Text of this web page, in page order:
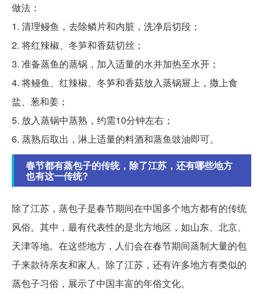
做法：
1. 清理鳗鱼，去除鳞片和内脏，洗净后切段；
2. 将红辣椒、冬笋和香菇切丝；
3. 准备蒸鱼的蒸锅，加入适量的水并加热至水开；
4. 将鳗鱼、红辣椒、冬笋和香菇放入蒸锅屉上，撒上食
盐、葱和姜；
5. 放入蒸锅中蒸熟，约需10分钟左右；
6. 蒸熟后取出，淋上适量的料酒和蒸鱼豉油即可。
春节都有蒸包子的传统，除了江苏，还有哪些地方
也有这一传统?
除了江苏，蒸包子是春节期间在中国多个地方都有的传统
风俗。其中，最有代表性的是北方地区，如山东、北京、
天津等地。在这些地方，人们会在春节期间蒸制大量的包
子来款待亲友和家人。除了江苏，还有许多地方有类似的
蒸包子习俗，展示了中国丰富的年俗文化。